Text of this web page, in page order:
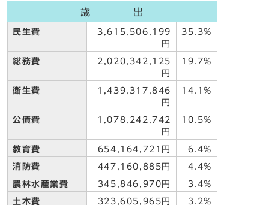
歳 出
民生費
3,615,506,199
円
35.3%
総務費
2,020,342,125
円
19.7%
衛生費
1,439,317,846
円
14.1%
公債費
1,078,242,742
円
10.5%
教育費 654,164,721円 6.4%
消防費 447,160,885円 4.4%
農林水産業費 345,846,970円 3.4%
土木費 323,605,965円 3.2%